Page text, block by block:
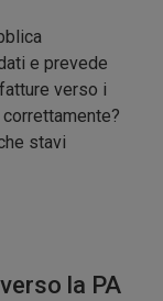
e prevede
verso i
stavi
la PA